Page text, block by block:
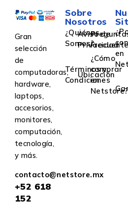
Gran
selección
de
computadoras,
hardware,
laptops,
accesorios,
monitores,
computación,
tecnología,
y más.
contacto@netstore.mx
+52 618
152
Sobre
Nosotros
¿Quiénes
Somos?
Aviso de
Privacidad
Términos y
Condiciones
Ubicación
¿Cómo
comprar
en
Netstore?
en